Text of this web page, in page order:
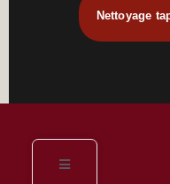
Nettoyage